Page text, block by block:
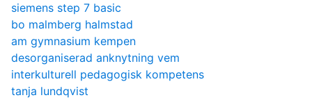
siemens step 7 basic
bo malmberg halmstad
am gymnasium kempen
desorganiserad anknytning vem
interkulturell pedagogisk kompetens
tanja lundqvist